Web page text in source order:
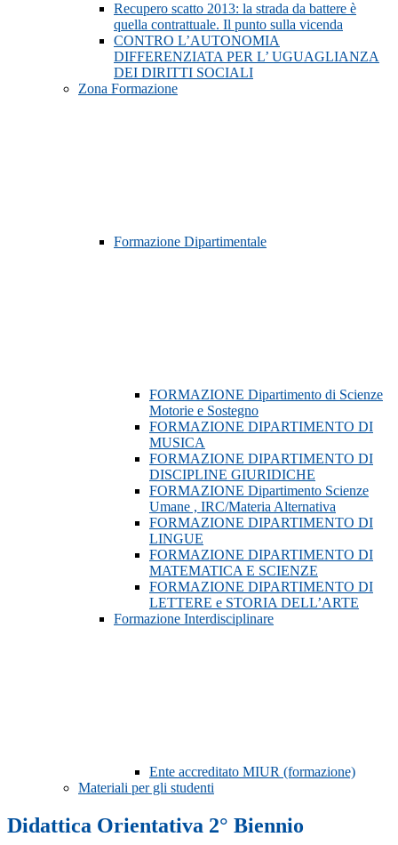
Recupero scatto 2013: la strada da battere è
quella contrattuale. Il punto sulla vicenda
CONTRO L’AUTONOMIA
DIFFERENZIATA PER L’ UGUAGLIANZA
DEI DIRITTI SOCIALI
Zona Formazione
Formazione Dipartimentale
FORMAZIONE Dipartimento di Scienze
Motorie e Sostegno
FORMAZIONE DIPARTIMENTO DI
MUSICA
FORMAZIONE DIPARTIMENTO DI
DISCIPLINE GIURIDICHE
FORMAZIONE Dipartimento Scienze
Umane , IRC/Materia Alternativa
FORMAZIONE DIPARTIMENTO DI
LINGUE
FORMAZIONE DIPARTIMENTO DI
MATEMATICA E SCIENZE
FORMAZIONE DIPARTIMENTO DI
LETTERE e STORIA DELL’ARTE
Formazione Interdisciplinare
Ente accreditato MIUR (formazione)
Materiali per gli studenti
Didattica Orientativa 2° Biennio